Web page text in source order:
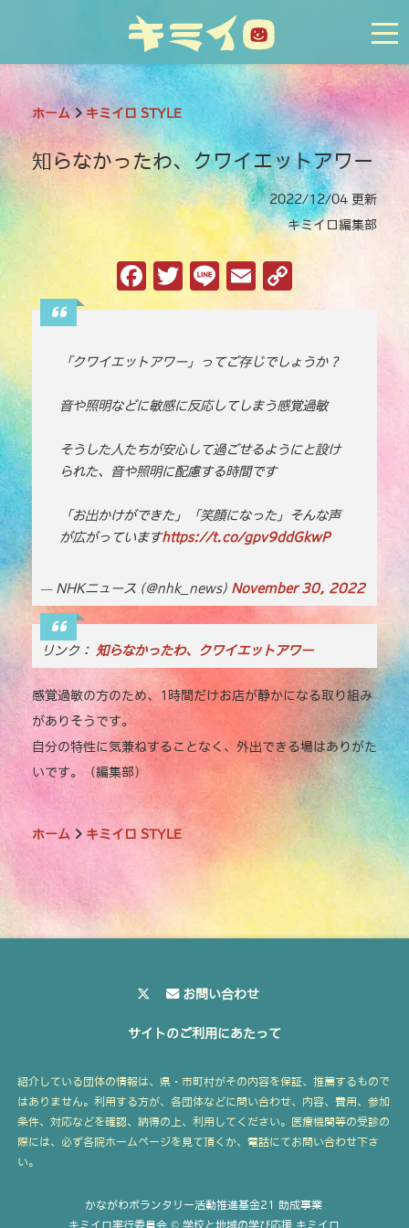
ホーム キミイロ STYLE
知らなかったわ、クワイエットアワー
2022/12/04 更新
キミイロ編集部
F
a
e
b
o
o
k
T
w
te
Li
n
E
m
l
o
y
Li
n
k
「クワイエットアワー」ってご存じでしょうか？
音や照明などに敏感に反応してしまう感覚過敏
そうした人たちが安心して過ごせるようにと設け
られた、音や照明に配慮する時間です
「お出かけができた」「笑顔になった」そんな声
が広がっていますhttps://t.co/gpv9ddGkwP
— NHKニュース (@nhk_news) November 30, 2022
リンク： 知らなかったわ、クワイエットアワー
感覚過敏の方のため、1時間だけお店が静かになる取り組み
がありそうです。
自分の特性に気兼ねすることなく、外出できる場はありがた
いです。（編集部）
ホーム キミイロ STYLE
お問い合わせ
サイトのご利用にあたって
紹介している団体の情報は、県・市町村がその内容を保証、推薦するもので
はありません。利用する方が、各団体などに問い合わせ、内容、費用、参加
条件、対応などを確認、納得の上、利用してください。医療機関等の受診の
際には、必ず各院ホームページを見て頂くか、電話にてお問い合わせ下さ
い。
かながわボランタリー活動推進基金21 助成事業
キミイロ実行委員会 © 学校と地域の学び応援 キミイロ